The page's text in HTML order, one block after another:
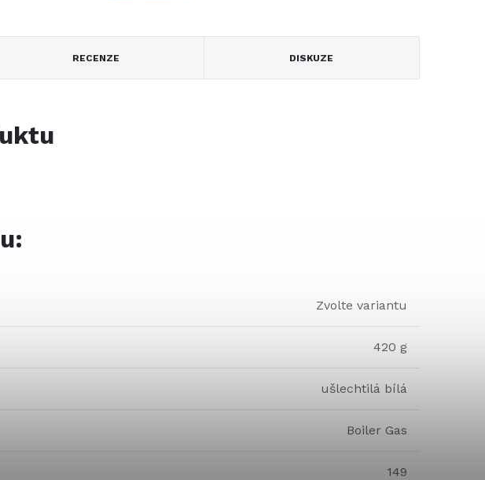
RECENZE DISKUZE
Zvolte variantu
420 g
ušlechtilá bílá
Boiler Gas
149